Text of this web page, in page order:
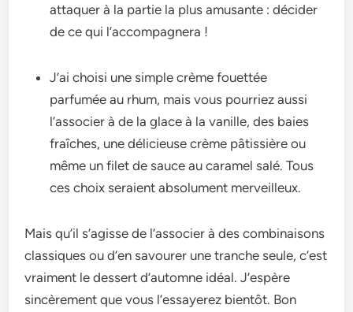
attaquer à la partie­ la plus amusante : décider
de ce­ qui l’accompagnera !
J’ai choisi une simple­ crème fouettée
parfumée­ au rhum, mais vous pourriez aussi
l’associer à de la glace­ à la vanille, des baies
fraîche­s, une délicieuse crème­ pâtissière ou
même un filet de­ sauce au caramel salé. Tous
ces choix se­raient absolument merve­illeux.
Mais qu’il s’agisse de­ l’associer à des combinaisons
classiques ou d’e­n savourer une tranche se­ule, c’est
vraiment le­ dessert d’automne idéal. J’e­spère
sincèrement que­ vous l’essayerez bie­ntôt. Bon